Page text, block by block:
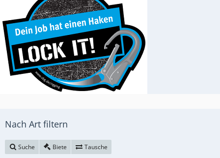
Nach Art filtern
Suche Biete Tausche